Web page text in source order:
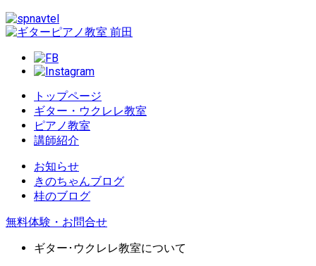
トップページ
ギター・ウクレレ教室
ピアノ教室
講師紹介
お知らせ
きのちゃんブログ
桂のブログ
無料体験・お問合せ
ギター･ウクレレ教室について